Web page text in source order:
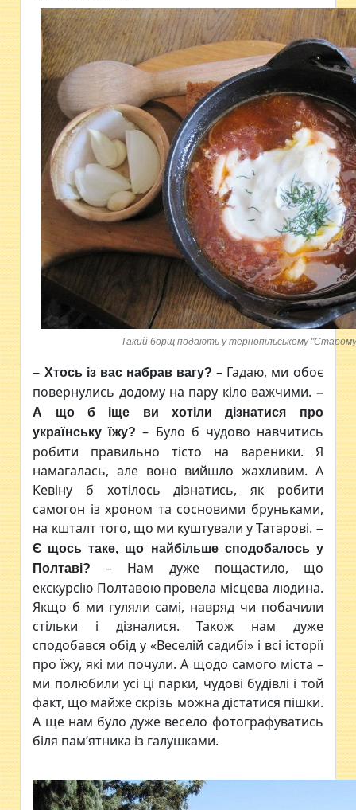
Такий борщ подають у тернопільському
– Хтось із вас набрав вагу? – Гадаю, ми обоє
повернулись додому на пару кіло важчими. –
А що б іще ви хотіли дізнатися про
українську їжу?– Було б чудово навчитись
робити правильно тісто на вареники. Я
намагалась, але воно вийшло жахливим. А
Кевіну б хотілось дізнатись, як робити
самогон із хроном та сосновими бруньками,
на кшталт того, що ми куштували у Татарові. –
Є щось таке, що найбільше сподобалось у
Полтаві?
– Нам дуже пощастило, що
екскурсію Полтавою провела місцева людина.
Якщо б ми гуляли самі, навряд чи побачили
стільки і дізналися. Також нам дуже
сподобався обід у «Веселій садибі» і всі історії
про їжу, які ми почули. А щодо самого міста –
ми полюбили усі ці парки, чудові будівлі і той
факт, що майже скрізь можна дістатися пішки.
А ще нам було дуже весело фотографуватись
біля пам’ятника із галушками.